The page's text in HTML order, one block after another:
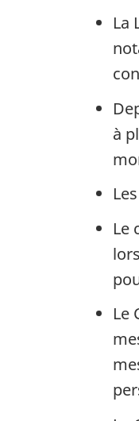
La
à
Le
Le